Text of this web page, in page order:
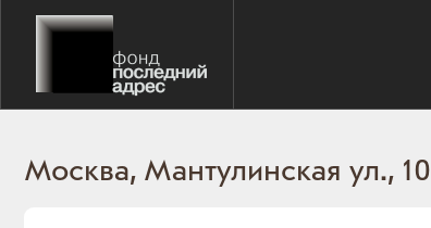
Москва, Мантулинская ул., 10